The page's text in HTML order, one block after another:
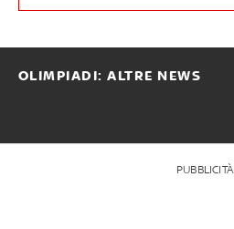
OLIMPIADI: ALTRE NEWS
PUBBLICITÀ